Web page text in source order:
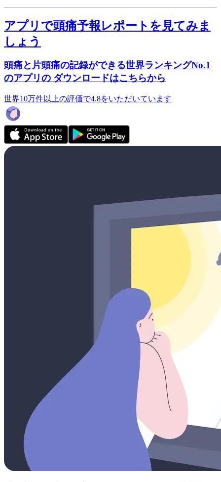
アプリで頭痛予報レポートを見てみま
しょう
頭痛と片頭痛の記録ができる世界ランキングNo.1
のアプリの ダウンロードはこちらから
世界10万件以上の評価で4.8をいただいています